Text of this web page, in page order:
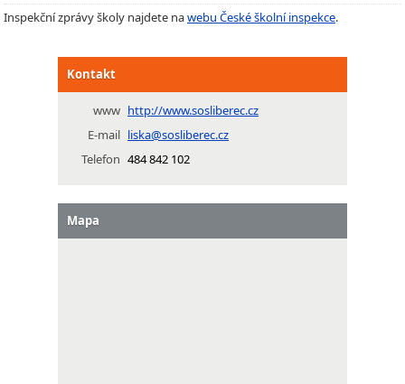
Inspekční zprávy školy najdete nawebu České školní inspekce.
Kontakt
www http://www.sosliberec.cz
E-mail liska@sosliberec.cz
Telefon 484 842 102
Mapa